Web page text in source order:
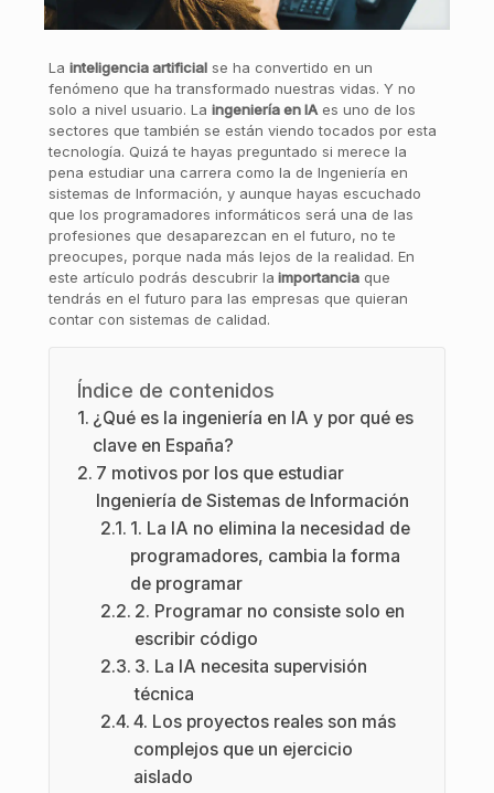
La inteligencia artificialse ha convertido en un
fenómeno que ha transformado nuestras vidas. Y no
solo a nivel usuario. La ingeniería en IAes uno de los
sectores que también se están viendo tocados por esta
tecnología. Quizá te hayas preguntado si merece la
pena estudiar una carrera como la de Ingeniería en
sistemas de Información, y aunque hayas escuchado
que los programadores informáticos será una de las
profesiones que desaparezcan en el futuro, no te
preocupes, porque nada más lejos de la realidad. En
este artículo podrás descubrir la importanciaque
tendrás en el futuro para las empresas que quieran
contar con sistemas de calidad.
Índice de contenidos
¿Qué es la ingeniería en IA y por qué es
clave en España?
7 motivos por los que estudiar
Ingeniería de Sistemas de Información
1. La IA no elimina la necesidad de
programadores, cambia la forma
de programar
2. Programar no consiste solo en
escribir código
3. La IA necesita supervisión
técnica
4. Los proyectos reales son más
complejos que un ejercicio
aislado